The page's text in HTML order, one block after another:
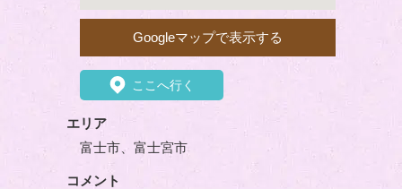
Googleマップで表示する
ここへ行く
エリア
富士市、富士宮市
コメント